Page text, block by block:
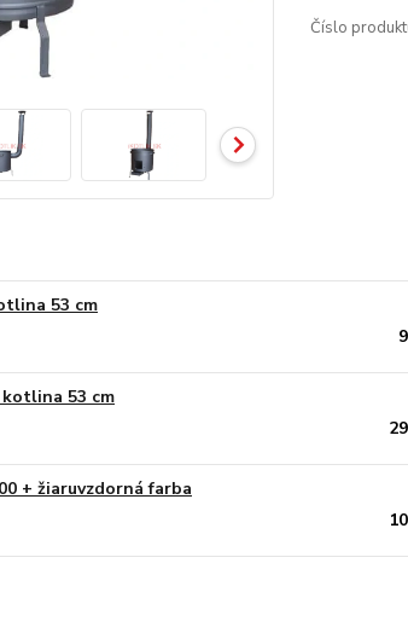
Číslo
53 cm
kotlina 53 cm
+ žiaruvzdorná farba